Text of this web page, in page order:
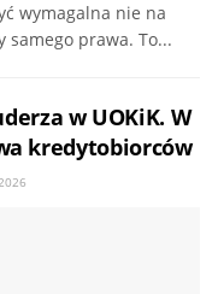
wymagalna nie na
samego prawa. To...
w UOKiK. W
kredytobiorców